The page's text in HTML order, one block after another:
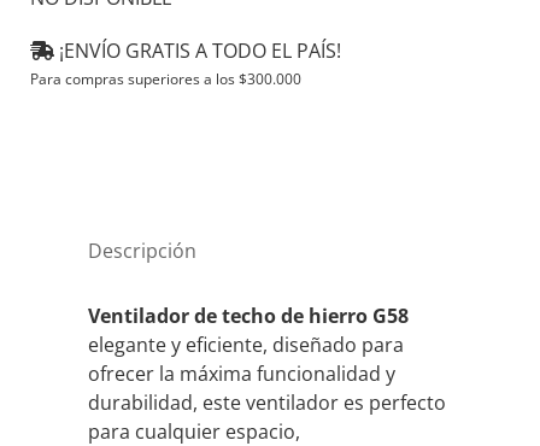
¡ENVÍO GRATIS A TODO EL PAÍS!
Para compras superiores a los$300.000
Descripción
Ventilador de techo de hierro G58
elegante y eficiente, diseñado para
ofrecer la máxima funcionalidad y
durabilidad, este ventilador es perfecto
para cualquier espacio,